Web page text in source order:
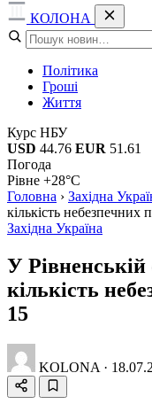
КОЛОНА
Політика
Гроші
Життя
Курс НБУ
USD 44.76 EUR 51.61
Погода
Рівне +28°C
Головна › Західна
кількість небезпечних
Західна Україна
У Рівненській
кількість
15
KOLONA ·